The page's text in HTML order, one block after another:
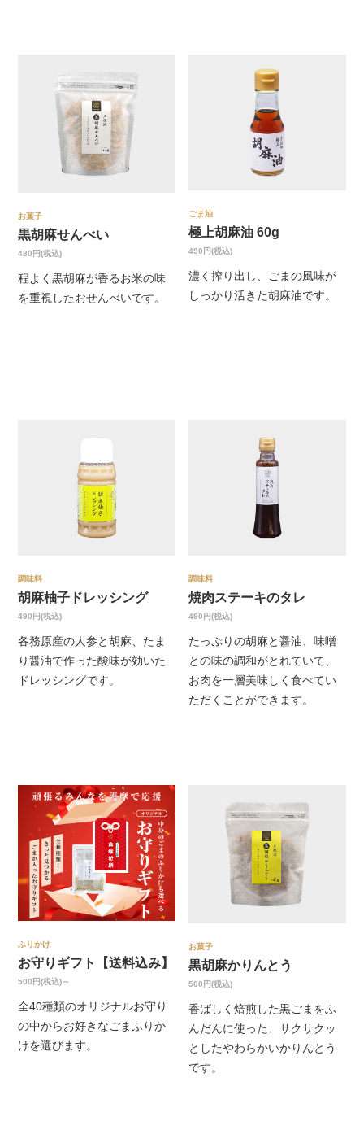
お菓子
黒胡麻せんべい
480円(税込)
程よく黒胡麻が香るお米の味
を重視したおせんべいです。
ごま油
極上胡麻油 60g
490円(税込)
濃く搾り出し、ごまの風味が
しっかり活きた胡麻油です。
調味料
胡麻柚子ドレッシング
490円(税込)
各務原産の人参と胡麻、たま
り醤油で作った酸味が効いた
ドレッシングです。
調味料
焼肉ステーキのタレ
490円(税込)
たっぷりの胡麻と醤油、味噌
との味の調和がとれていて、
お肉を一層美味しく食べてい
ただくことができます。
ふりかけ
お守りギフト【送料込み】
500円(税込)～
全40種類のオリジナルお守り
の中からお好きなごまふりか
けを選びます。
お菓子
黒胡麻かりんとう
500円(税込)
香ばしく焙煎した黒ごまをふ
んだんに使った、サクサクッ
としたやわらかいかりんとう
です。